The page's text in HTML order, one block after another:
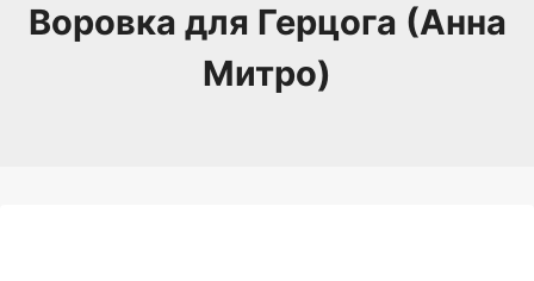
Воровка для Герцога (Анна
Митро)